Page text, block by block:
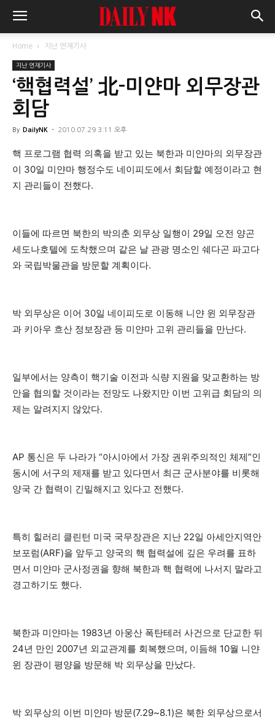
Home 지난 연재기사
지난 연재기사
‘핵협력설’ 北-미얀마 외무장관
회담
By DailyNK - 2010.07.29 3:11 오후
핵 프로그램 협력 의혹을 받고 있는 북한과 미얀마의 외무장관
이 30일 미얀마 행정수도 네이피도에서 회담할 예정이라고 현
지 관리들이 전했다.
이들에 따르면 북한의 박의춘 외무상 일행이 29일 오전 양곤
세도나호텔에 도착했으며 같은 날 관광 명소인 쉐다곤 파고다
와 국립박물관을 방문할 계획이다.
박 외무상은 이어 30일 네이피도로 이동해 니얀 윈 외무장관
과 키아우 흐산 정보장관 등 미얀마 고위 관리들을 만난다.
일부에서는 양측이 핵기술 이전과 식량 지원을 맞교환하는 방
안을 협의할 것이라는 전망도 나왔지만 이번 고위급 회담의 의
제는 알려지지 않았다.
AP 통신은 두 나라가 “아시아에서 가장 권위주의적인 체제”인
동시에 서구의 제재를 받고 있다면서 최근 군사분야를 비롯해
양국 간 협력이 긴밀해지고 있다고 전했다.
특히 힐러리 클린턴 미국 국무장관은 지난 22일 아세안지역안
보포럼(ARF)을 앞두고 양국의 핵 협력설에 깊은 우려를 표하
면서 미얀마 군사정권을 향해 북한과 핵 협력에 나서지 말라고
경고하기도 했다.
북한과 미얀마는 1983년 아웅산 폭탄테러 사건으로 단교한 뒤
24년 만인 2007년 외교관계를 회복했으며, 이듬해 10월 니얀
윈 장관이 평양을 방문해 박 외무상을 만났다.
박 외무상의 이번 미얀마 방문(7.29~8.1)은 북한 외무상으로서